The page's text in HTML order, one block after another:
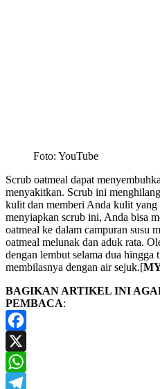
Foto: YouTube
Scrub oatmeal dapat
menyakitkan. Scrub ini
kulit dan memberi Anda kulit
menyiapkan scrub ini, Anda bisa
oatmeal ke dalam campuran susu
oatmeal melunak dan aduk rata.
dengan lembut selama dua
membilasnya dengan air sejuk.[
BAGIKAN ARTIKEL INI
PEMBACA:
Facebook
X
WhatsApp